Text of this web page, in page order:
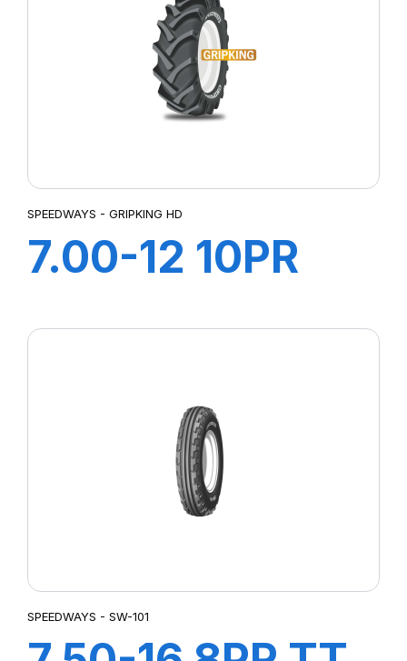
SPEEDWAYS - GRIPKING HD
7.00-12 10PR
SPEEDWAYS - SW-101